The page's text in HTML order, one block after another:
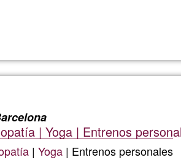
| Yoga | Entrenos
| Yoga | Entrenos personales